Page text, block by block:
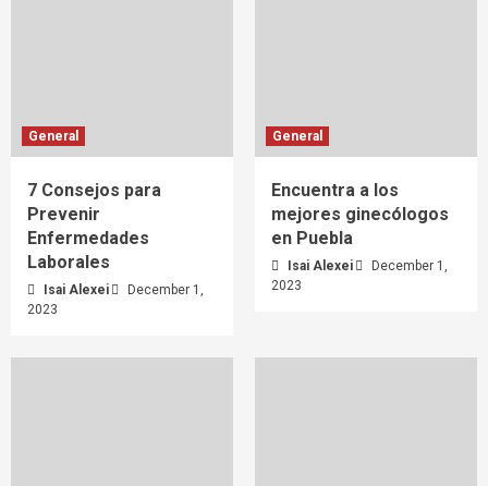
General
7 Consejos para
Prevenir
Enfermedades
Laborales
Isai Alexei
December 1,
2023
General
Encuentra a los
mejores ginecólogos
en Puebla
Isai Alexei
December 1,
2023